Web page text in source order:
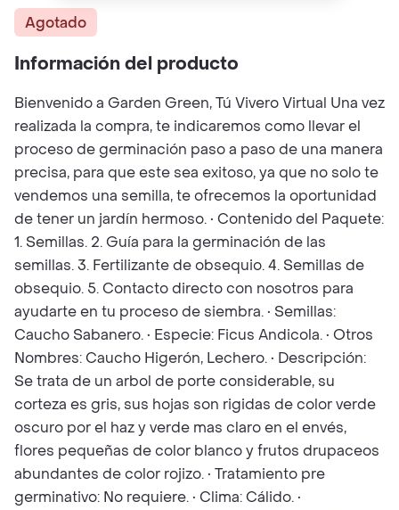
Agotado
Información del producto
Bienvenido a Garden Green, Tú Vivero Virtual Una vez
realizada la compra, te indicaremos como llevar el
proceso de germinación paso a paso de una manera
precisa, para que este sea exitoso, ya que no solo te
vendemos una semilla, te ofrecemos la oportunidad
de tener un jardín hermoso. • Contenido del Paquete:
1. Semillas. 2. Guía para la germinación de las
semillas. 3. Fertilizante de obsequio. 4. Semillas de
obsequio. 5. Contacto directo con nosotros para
ayudarte en tu proceso de siembra. • Semillas:
Caucho Sabanero. • Especie: Ficus Andicola. • Otros
Nombres: Caucho Higerón, Lechero. • Descripción:
Se trata de un arbol de porte considerable, su
corteza es gris, sus hojas son rigidas de color verde
oscuro por el haz y verde mas claro en el envés,
flores pequeñas de color blanco y frutos drupaceos
abundantes de color rojizo. • Tratamiento pre
germinativo: No requiere. • Clima: Cálido. •